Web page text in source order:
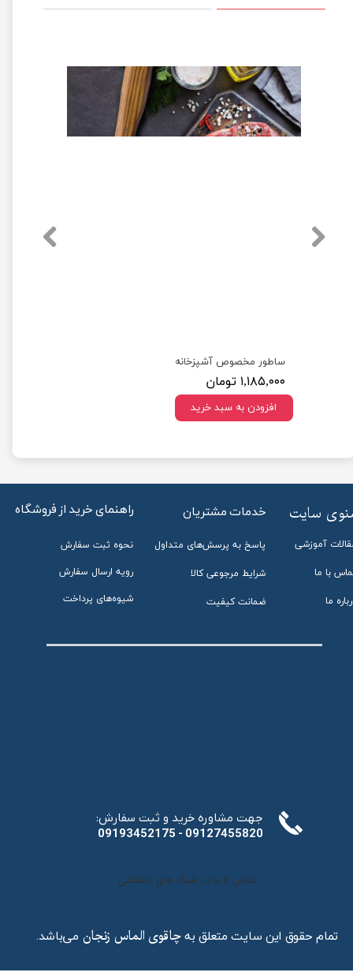
★★★★★
★★★
ساطور مخصوص آشپزخانه
۱,۱۸۵,۰۰۰ تومان
افزودن به سبد خرید
تمام حقوق این سایت متعلق بهچاقوی الماس زنجان می‌باشد.
راهنمای خرید از فروشگاه
نحوه ثبت سفارش
رویه ارسال سفارش
شیوه‌های پرداخت
خدمات مشتریان
پاسخ به پرسش‌های متداول
شرایط مرجوعی کالا
ضمانت کیفیت
آموزشی
با ما
ما
:جهت مشاوره خرید و ثبت سفارش
​​​​​​​09193452175 - 09127455820
تماس با ما در شبکه های اجتماعی
سایت